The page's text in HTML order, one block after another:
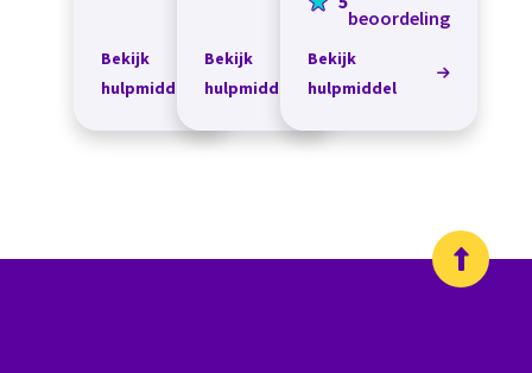
duwhaak kan...
Bekijk
hulpmiddel
Bekijk
hulpmiddel
duwhaak kan je een
kledingstuk
beoordeling
Bekijk
hulpmiddel